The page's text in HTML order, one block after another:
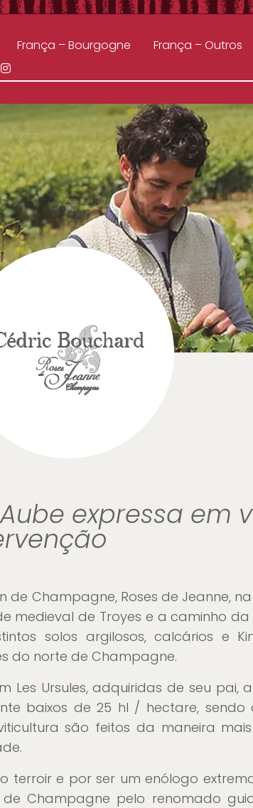
França – Bourgogne França – Outros
expressa em
Champagne, Roses de Jeanne,
medieval de Troyes e a caminho da
solos argilosos, calcários e
do norte de Champagne.
Les Ursules, adquiridas de seu pai,
baixos de 25 hl / hectare,
são feitos da maneira
terroir e por ser um enólogo
Champagne pelo renomado guia